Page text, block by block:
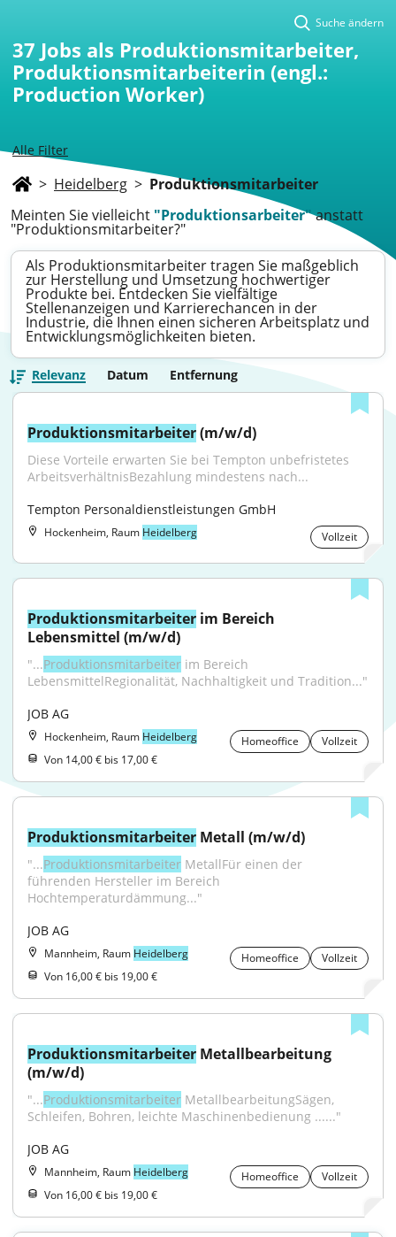
Alle Filter
Suche ändern
37 Jobs als Produktionsmitarbeiter,
Produktionsmitarbeiterin (engl.:
Production Worker)
> Heidelberg > Produktionsmitarbeiter
Meinten Sie vielleicht "Produktionsarbeiter"anstatt
"Produktionsmitarbeiter?"
Als Produktionsmitarbeiter tragen Sie maßgeblich
zur Herstellung und Umsetzung hochwertiger
Produkte bei. Entdecken Sie vielfältige
Stellenanzeigen und Karrierechancen in der
Industrie, die Ihnen einen sicheren Arbeitsplatz und
Entwicklungsmöglichkeiten bieten.
Relevanz Datum Entfernung
Produktionsmitarbeiter (m/w/d)
Diese Vorteile erwarten Sie bei Tempton unbefristetes
ArbeitsverhältnisBezahlung mindestens nach...
Tempton Personaldienstleistungen GmbH
Hockenheim, Raum Heidelberg Vollzeit
Produktionsmitarbeiter im Bereich
Lebensmittel (m/w/d)
"...Produktionsmitarbeiter im Bereich
LebensmittelRegionalität, Nachhaltigkeit und Tradition..."
JOB AG
Hockenheim, Raum Heidelberg Homeoffice
Vollzeit
Von 14,00 € bis 17,00 €
Produktionsmitarbeiter Metall (m/w/d)
"...Produktionsmitarbeiter MetallFür einen der
führenden Hersteller im Bereich
Hochtemperaturdämmung..."
JOB AG
Mannheim, Raum Heidelberg Homeoffice
Vollzeit
Von 16,00 € bis 19,00 €
Produktionsmitarbeiter Metallbearbeitung
(m/w/d)
"...Produktionsmitarbeiter MetallbearbeitungSägen,
Schleifen, Bohren, leichte Maschinenbedienung ......"
JOB AG
Mannheim, Raum Heidelberg Homeoffice
Vollzeit
Von 16,00 € bis 19,00 €